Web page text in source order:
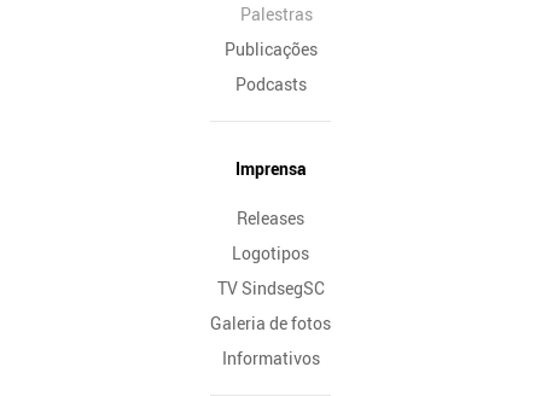
Palestras
Publicações
Podcasts
Imprensa
Releases
Logotipos
TV SindsegSC
Galeria de fotos
Informativos